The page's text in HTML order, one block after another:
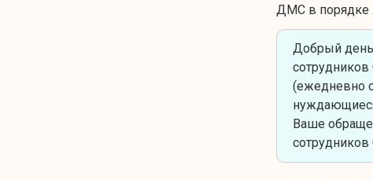
ДМС в порядке
Добрый
(ежедневно
Ваше